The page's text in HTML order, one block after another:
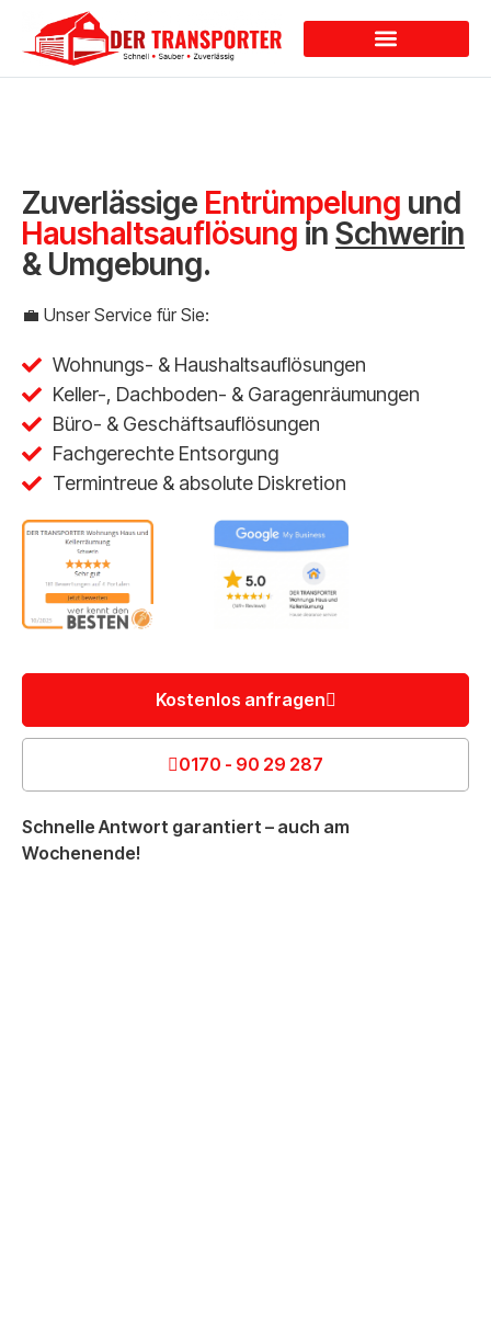
Zuverlässige Entrümpelung und
Haushaltsauflösung in Schwerin
& Umgebung.
💼 Unser Service für Sie:
Wohnungs- & Haushaltsauflösungen
Keller-, Dachboden- & Garagenräumungen
Büro- & Geschäftsauflösungen
Fachgerechte Entsorgung
Termintreue & absolute Diskretion
Kostenlos anfragen
0170 - 90 29 287
Schnelle Antwort garantiert – auch am
Wochenende!